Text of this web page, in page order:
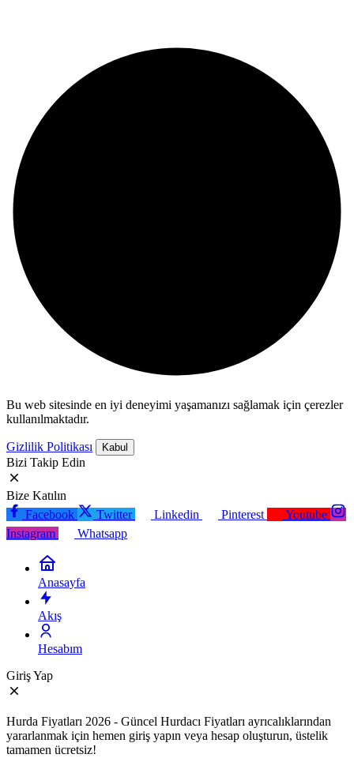
Bu web sitesinde en iyi deneyimi yaşamanızı sağlamak için çerezler
kullanılmaktadır.
Gizlilik Politikası Kabul
Bizi Takip Edin
Bize Katılın
Facebook
Twitter Linkedin Pinterest
Youtube
Instagram
Whatsapp
Anasayfa
Akış
Hesabım
Giriş Yap
Hurda Fiyatları 2026 - Güncel Hurdacı Fiyatları ayrıcalıklarından
yararlanmak için hemen giriş yapın veya hesap oluşturun, üstelik
tamamen ücretsiz!